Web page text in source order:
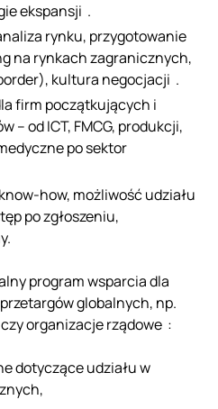
ekspansji .
rynku, przygotowanie
na rynkach zagranicznych,
kultura negocjacji .
firm początkujących i
– od ICT, FMCG, produkcji,
po sektor
możliwość udziału
po zgłoszeniu,
program wsparcia dla
globalnych, np.
organizacje rządowe :
dotyczące udziału w